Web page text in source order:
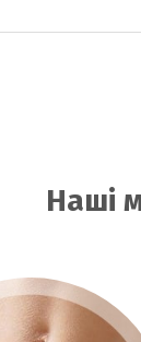
Наші